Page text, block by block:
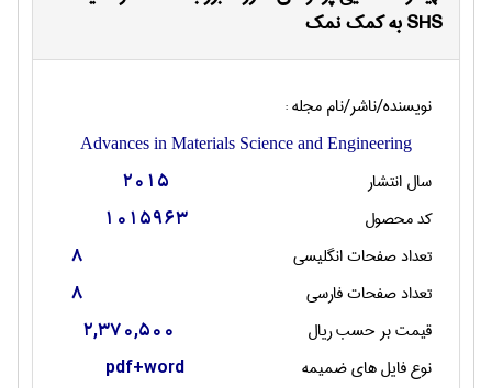
SHS به کمک نمک
نویسنده/ناشر/نام مجله :
Advances in Materials Science and Engineering
سال انتشار 2015
کد محصول 1015963
تعداد صفحات انگليسی 8
تعداد صفحات فارسی 8
قیمت بر حسب ریال 2,370,500
نوع فایل های ضمیمه pdf+word